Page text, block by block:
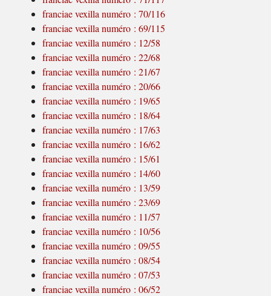
franciae vexilla numéro : 70/116
franciae vexilla numéro : 69/115
franciae vexilla numéro : 12/58
franciae vexilla numéro : 22/68
franciae vexilla numéro : 21/67
franciae vexilla numéro : 20/66
franciae vexilla numéro : 19/65
franciae vexilla numéro : 18/64
franciae vexilla numéro : 17/63
franciae vexilla numéro : 16/62
franciae vexilla numéro : 15/61
franciae vexilla numéro : 14/60
franciae vexilla numéro : 13/59
franciae vexilla numéro : 23/69
franciae vexilla numéro : 11/57
franciae vexilla numéro : 10/56
franciae vexilla numéro : 09/55
franciae vexilla numéro : 08/54
franciae vexilla numéro : 07/53
franciae vexilla numéro : 06/52